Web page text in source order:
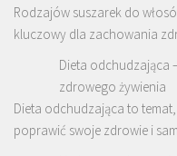
Rodzajów suszarek do
kluczowy dla zachowania
Dieta odchudzająca
zdrowego żywienia
Dieta odchudzająca to
poprawić swoje zdrowie i